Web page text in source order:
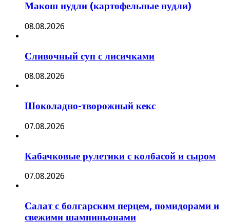
Макош нудли (картофельные нудли)
08.08.2026
Сливочный суп с лисичками
08.08.2026
Шоколадно-творожный кекс
07.08.2026
Кабачковые рулетики с колбасой и сыром
07.08.2026
Салат с болгарским перцем, помидорами и
свежими шампиньонами